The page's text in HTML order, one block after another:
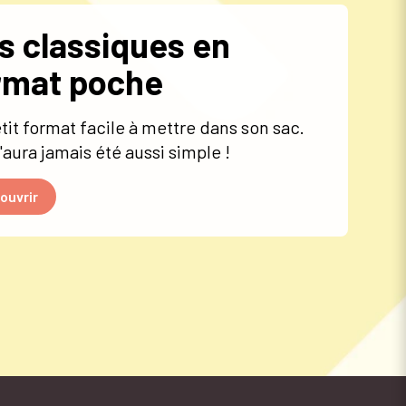
classiques en
poche
format facile à mettre dans son sac.
jamais été aussi simple !